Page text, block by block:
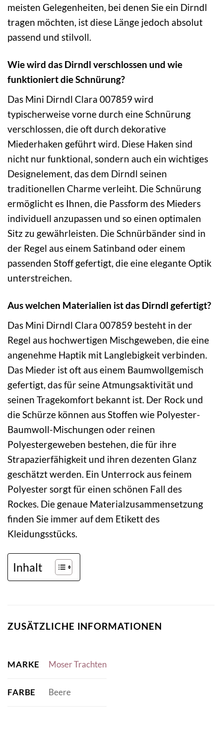
meisten Gelegenheiten, bei denen Sie ein Dirndl
tragen möchten, ist diese Länge jedoch absolut
passend und stilvoll.
Wie wird das Dirndl verschlossen und wie
funktioniert die Schnürung?
Das Mini Dirndl Clara 007859 wird
typischerweise vorne durch eine Schnürung
verschlossen, die oft durch dekorative
Miederhaken geführt wird. Diese Haken sind
nicht nur funktional, sondern auch ein wichtiges
Designelement, das dem Dirndl seinen
traditionellen Charme verleiht. Die Schnürung
ermöglicht es Ihnen, die Passform des Mieders
individuell anzupassen und so einen optimalen
Sitz zu gewährleisten. Die Schnürbänder sind in
der Regel aus einem Satinband oder einem
passenden Stoff gefertigt, die eine elegante Optik
unterstreichen.
Aus welchen Materialien ist das Dirndl gefertigt?
Das Mini Dirndl Clara 007859 besteht in der
Regel aus hochwertigen Mischgeweben, die eine
angenehme Haptik mit Langlebigkeit verbinden.
Das Mieder ist oft aus einem Baumwollgemisch
gefertigt, das für seine Atmungsaktivität und
seinen Tragekomfort bekannt ist. Der Rock und
die Schürze können aus Stoffen wie Polyester-
Baumwoll-Mischungen oder reinen
Polyestergeweben bestehen, die für ihre
Strapazierfähigkeit und ihren dezenten Glanz
geschätzt werden. Ein Unterrock aus feinem
Polyester sorgt für einen schönen Fall des
Rockes. Die genaue Materialzusammensetzung
finden Sie immer auf dem Etikett des
Kleidungsstücks.
Inhalt
ZUSÄTZLICHE INFORMATIONEN
MARKE Moser Trachten
FARBE Beere